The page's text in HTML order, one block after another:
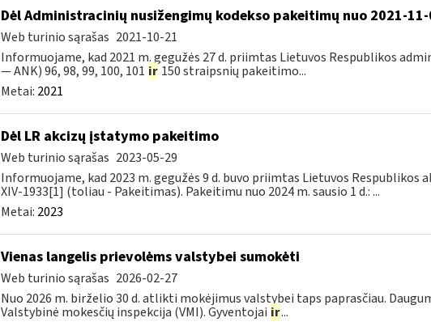
Dėl Administracinių nusižengimų kodekso pakeitimų nuo 2021-11-
Web turinio sąrašas 2021-10-21
Informuojame, kad 2021 m. gegužės 27 d. priimtas Lietuvos Respublikos
— ANK) 96, 98, 99, 100, 101 ir 150 straipsnių pakeitimo...
Metai: 2021
Dėl LR akcizų įstatymo pakeitimo
Web turinio sąrašas 2023-05-29
Informuojame, kad 2023 m. gegužės 9 d. buvo priimtas Lietuvos
XIV-1933[1] (toliau - Pakeitimas). Pakeitimu nuo 2024 m. sausio 1 d.: ...
Metai: 2023
Vienas langelis prievolėms valstybei sumokėti
Web turinio sąrašas 2026-02-27
Nuo 2026 m. birželio 30 d. atlikti mokėjimus valstybei taps paprasčiau.
Valstybinė mokesčių inspekcija (VMI). Gyventojai ir...